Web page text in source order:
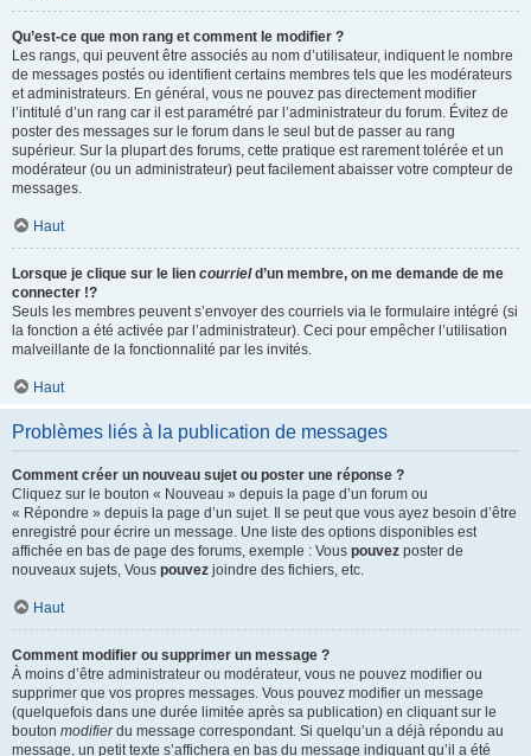
Qu’est-ce que mon rang et comment le modifier ?
Les rangs, qui peuvent être associés au nom d’utilisateur, indiquent le nombre
de messages postés ou identifient certains membres tels que les modérateurs
et administrateurs. En général, vous ne pouvez pas directement modifier
l’intitulé d’un rang car il est paramétré par l’administrateur du forum. Évitez de
poster des messages sur le forum dans le seul but de passer au rang
supérieur. Sur la plupart des forums, cette pratique est rarement tolérée et un
modérateur (ou un administrateur) peut facilement abaisser votre compteur de
messages.
Haut
Lorsque je clique sur le lien courrield’un membre, on me demande de me
connecter !?
Seuls les membres peuvent s’envoyer des courriels via le formulaire intégré (si
la fonction a été activée par l’administrateur). Ceci pour empêcher l’utilisation
malveillante de la fonctionnalité par les invités.
Haut
Problèmes liés à la publication de messages
Comment créer un nouveau sujet ou poster une réponse ?
Cliquez sur le bouton « Nouveau » depuis la page d’un forum ou
« Répondre » depuis la page d’un sujet. Il se peut que vous ayez besoin d’être
enregistré pour écrire un message. Une liste des options disponibles est
affichée en bas de page des forums, exemple : Vous pouvez poster de
nouveaux sujets, Vous pouvez joindre des fichiers, etc.
Haut
Comment modifier ou supprimer un message ?
À moins d’être administrateur ou modérateur, vous ne pouvez modifier ou
supprimer que vos propres messages. Vous pouvez modifier un message
(quelquefois dans une durée limitée après sa publication) en cliquant sur le
bouton modifierdu message correspondant. Si quelqu’un a déjà répondu au
message, un petit texte s’affichera en bas du message indiquant qu’il a été